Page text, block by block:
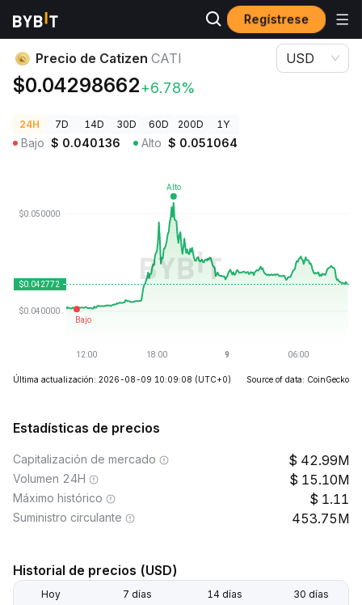
Regístrese
Precios de Criptomonedas Precio de Catizen CATI
Precio de Catizen CATI
$0.04298662+6.78%
USD
24H 7D 14D 30D 60D 200D 1Y
Bajo $ 0.040136 Alto $ 0.051064
Última actualización: 2026-08-09 10:09:08 (UTC+0) Source of data: CoinGecko
Estadísticas de precios
Capitalización de mercado 42.99M
Volumen 24H 15.10M
Máximo histórico 1.11
Suministro circulante 453.75M
Historial de precios (USD)
Hoy 7 días 14 días 30 días